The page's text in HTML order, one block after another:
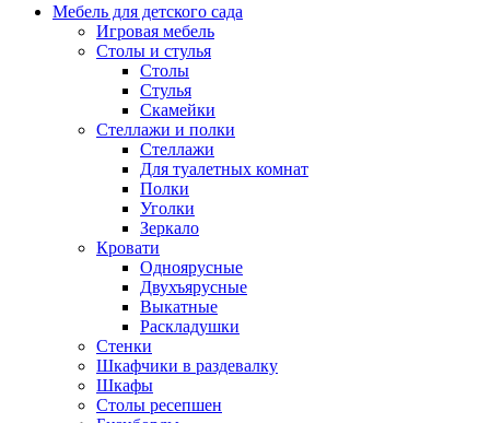
Мебель для детского сада
Игровая мебель
Столы и стулья
Столы
Стулья
Скамейки
Стеллажи и полки
Стеллажи
Для туалетных комнат
Полки
Уголки
Зеркало
Кровати
Одноярусные
Двухъярусные
Выкатные
Раскладушки
Стенки
Шкафчики в раздевалку
Шкафы
Столы ресепшен